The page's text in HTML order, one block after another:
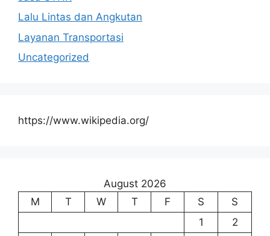
Lalu Lintas dan Angkutan
Layanan Transportasi
Uncategorized
https://www.wikipedia.org/
August 2026
M
T W T F S
S
1
2